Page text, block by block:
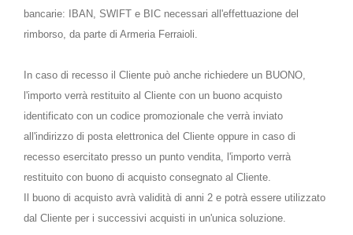
bancarie: IBAN, SWIFT e BIC necessari all'effettuazione del
rimborso, da parte di Armeria Ferraioli.
In caso di recesso il Cliente può anche richiedere un BUONO,
l'importo verrà restituito al Cliente con un buono acquisto
identificato con un codice promozionale che verrà inviato
all'indirizzo di posta elettronica del Cliente oppure in caso di
recesso esercitato presso un punto vendita, l'importo verrà
restituito con buono di acquisto consegnato al Cliente.
Il buono di acquisto avrà validità di anni 2 e potrà essere utilizzato
dal Cliente per i successivi acquisti in un'unica soluzione.